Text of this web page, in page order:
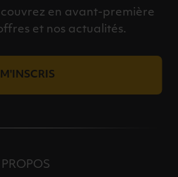
en avant-première
et nos actualités.